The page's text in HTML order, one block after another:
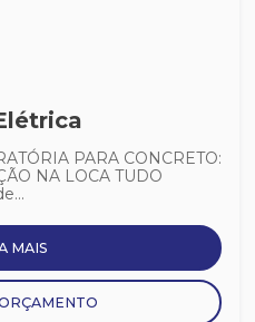
PARA CONCRETO:
NA LOCA TUDO
MAIS